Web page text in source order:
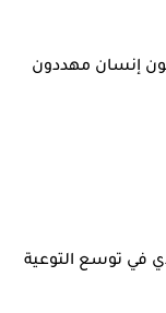
يدق ناقوس الخطر: 50 مليون إنسان مهددون
في توسع التوعية